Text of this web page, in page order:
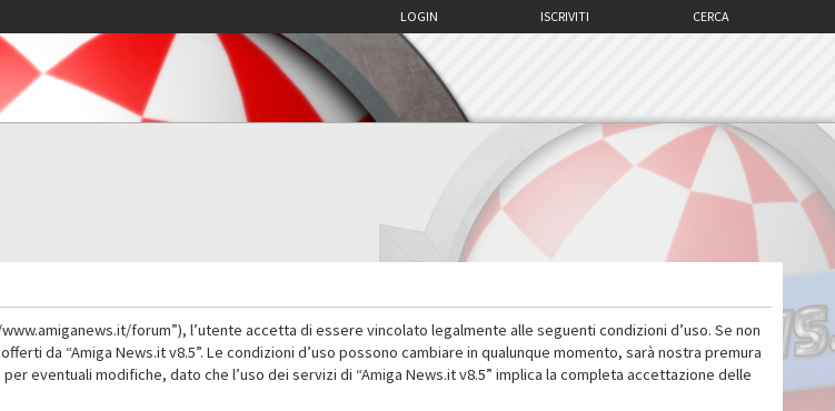
CERCA
ISCRIVITI
LOGIN
forum”), l’utente accetta di essere vincolato legalmente alle seguenti condizioni d’uso. Se non
da “Amiga News.it v8.5”. Le condizioni d’uso possono cambiare in qualunque momento, sarà nostra premura
eventuali modifiche, dato che l’uso dei servizi di “Amiga News.it v8.5” implica la completa accettazione delle